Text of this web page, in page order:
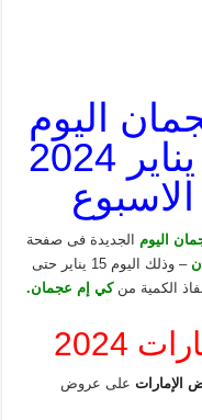
اليوم
15 يناير حتى 17 يناير 2024
اليوم
الجديدة فى صفحة
– وذلك اليوم 15 يناير حتى
كي إم عجمان.
2024
الإماراتعلى عروض